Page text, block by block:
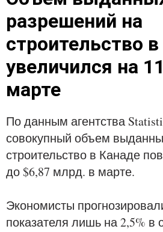
разрешений на
строительство
увеличился на
марте
По данным агентства
совокупный объем
строительство в Канаде
до $6,87 млрд. в марте.
Экономисты
показателя лишь на 2,5% в